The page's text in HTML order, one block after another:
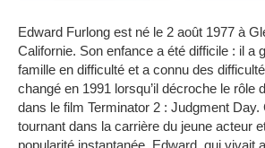
Edward Furlong est né le 2 août 1977 à
Californie. Son enfance a été difficile : il a
famille en difficulté et a connu des
changé en 1991 lorsqu’il décroche le rôle
dans le film Terminator 2 : Judgment Day.
tournant dans la carrière du jeune acteur
popularité instantanée. Edward, qui vivait